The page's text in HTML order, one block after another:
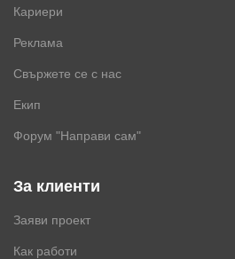
Кариери
Реклама
Свържете се с нас
Екип
Форум "Направи сам"
За клиенти
Заяви проект
Как работи